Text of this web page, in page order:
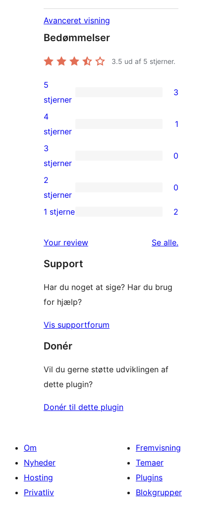
Avanceret visning
Bedømmelser
3.5 ud af 5 stjerner.
3
5-
stjernet
anmeldelser
5
stjerner
3
1
4-
stjernet
anmeldelse
4
stjerner
1
0
3-
stjernet
anmeldelser
3
stjerner
0
0
2-
anmeldelser
2
stjerner
0
stjernet
anmeldelser
1 stjerne 2
Your review Se alleanmeldelser
.
Support
Har du noget at sige? Har du brug
for hjælp?
Vis supportforum
Donér
Vil du gerne støtte udviklingen af
dette plugin?
Donér til dette plugin
Om
Nyheder
Hosting
Privatliv
Fremvisning
Temaer
Plugins
Blokgrupper